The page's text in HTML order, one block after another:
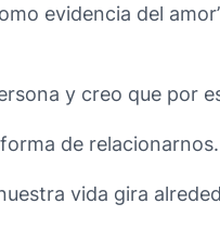
evidencia del
y creo que por
de relacionarnos.
vida gira